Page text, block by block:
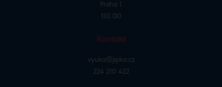
Praha 1
110 00
Kontakt
vyuka@jipka.cz
224 210 422